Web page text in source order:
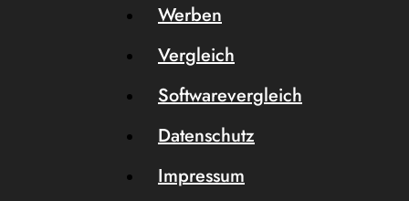
Werben
Vergleich
Softwarevergleich
Datenschutz
Impressum